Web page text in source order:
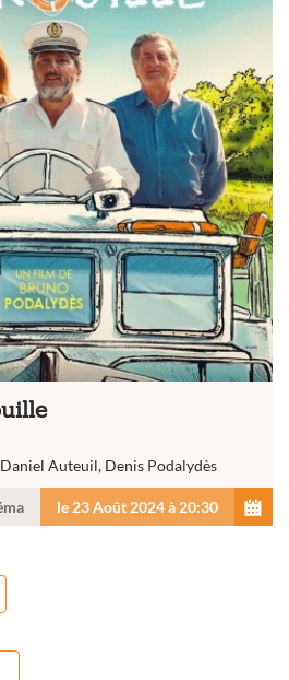
Auteuil, Denis Podalydès
le 23 Août 2024 à 20:30